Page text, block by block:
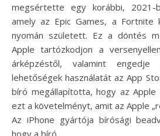
megsértette egy korábbi, 2021-
amely az Epic Games, a Fortnite
nyomán született. Ez a döntés
Apple tartózkodjon a
árképzéstől, valamint
lehetőségek használatát az App
bíró megállapította, hogy az Apple
ezt a követelményt, amit az Apple
Az iPhone gyártója bírósági